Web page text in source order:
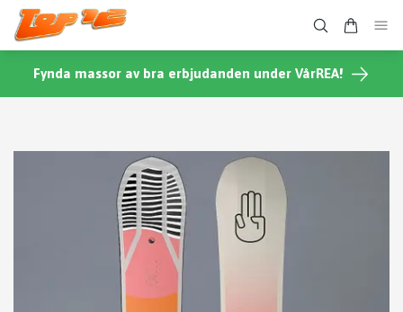
Fynda massor av bra erbjudanden under VårREA!